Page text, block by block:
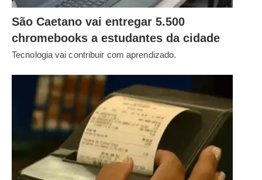
São Caetano vai entregar 5.500
chromebooks a estudantes da cidade
Tecnologia vai contribuir com aprendizado.